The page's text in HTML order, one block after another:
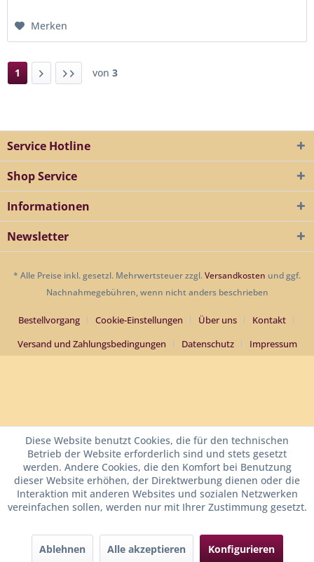
Merken
1 von 3
Service Hotline
Shop Service
Informationen
Newsletter
* Alle Preise inkl. gesetzl. Mehrwertsteuer zzgl.Versandkosten und ggf.
Nachnahmegebühren, wenn nicht anders beschrieben
Bestellvorgang Cookie-Einstellungen Über uns
Kontakt
Versand und Zahlungsbedingungen
Datenschutz Impressum
Diese Website benutzt Cookies, die für den technischen
Betrieb der Website erforderlich sind und stets gesetzt
werden. Andere Cookies, die den Komfort bei Benutzung
dieser Website erhöhen, der Direktwerbung dienen oder die
Interaktion mit anderen Websites und sozialen Netzwerken
vereinfachen sollen, werden nur mit Ihrer Zustimmung gesetzt.
Ablehnen Alle akzeptieren Konfigurieren